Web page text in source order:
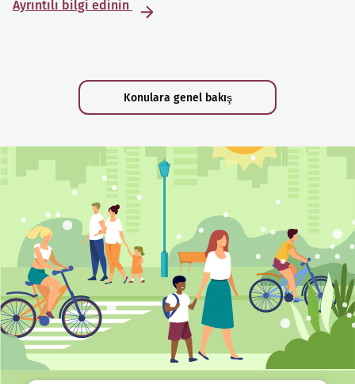
Ayrıntılı bilgi edinin
Konulara genel bakış